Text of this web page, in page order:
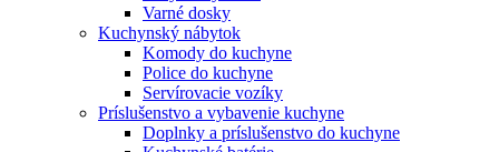
Varné dosky
Kuchynský nábytok
Komody do kuchyne
Police do kuchyne
Servírovacie vozíky
Príslušenstvo a vybavenie kuchyne
Doplnky a príslušenstvo do kuchyne